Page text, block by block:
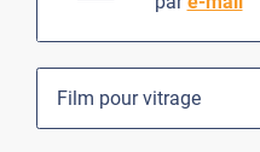
Film pour vitrage